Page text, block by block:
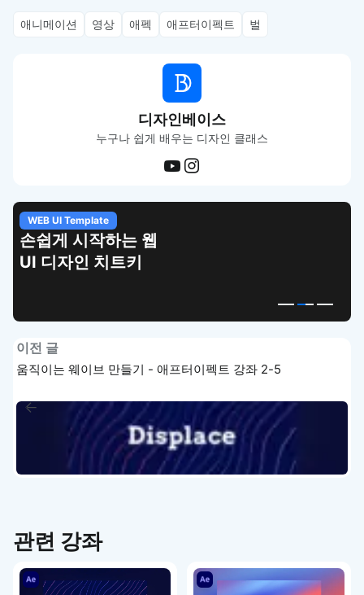
애니메이션 영상 애펙 애프터이펙트 벌
디자인베이스
누구나 쉽게 배우는 디자인 클래스
WEB UI Template
손쉽게 시작하는 웹
UI 디자인 치트키
이전 글
움직이는 웨이브 만들기 - 애프터이펙트 강좌 2-5
관련 강좌